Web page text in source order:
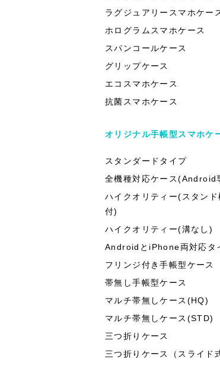
ラグジュアリースマホケー
ホログラムスマホケース
スパンコールケース
グリップケース
エコスマホケース
抗菌スマホケース
オリジナル手帳型スマホケ
スタンダードタイプ
全機種対応ケース(Android
ハイクオリティー(スタンド
付)
ハイクオリティー(溝なし)
AndroidとiPhone両対応タ
フリンジ付き手帳型ケース
帯無し手帳型ケース
マルチ帯無しケース(HQ)
マルチ帯無しケース(STD)
三つ折りケース
三つ折りケース（スライド